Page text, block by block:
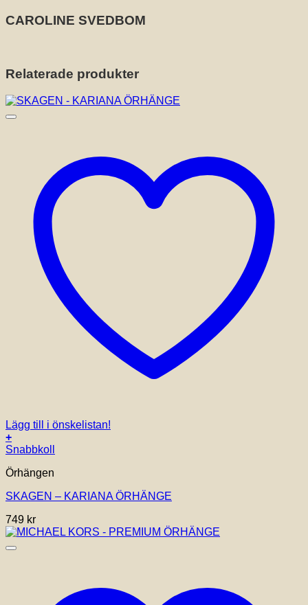
CAROLINE SVEDBOM
Relaterade produkter
Lägg till i önskelistan!
+
Snabbkoll
Örhängen
SKAGEN – KARIANA ÖRHÄNGE
749 kr